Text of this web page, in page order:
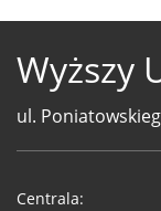
Wyższy
ul.
WUG
Centrala: